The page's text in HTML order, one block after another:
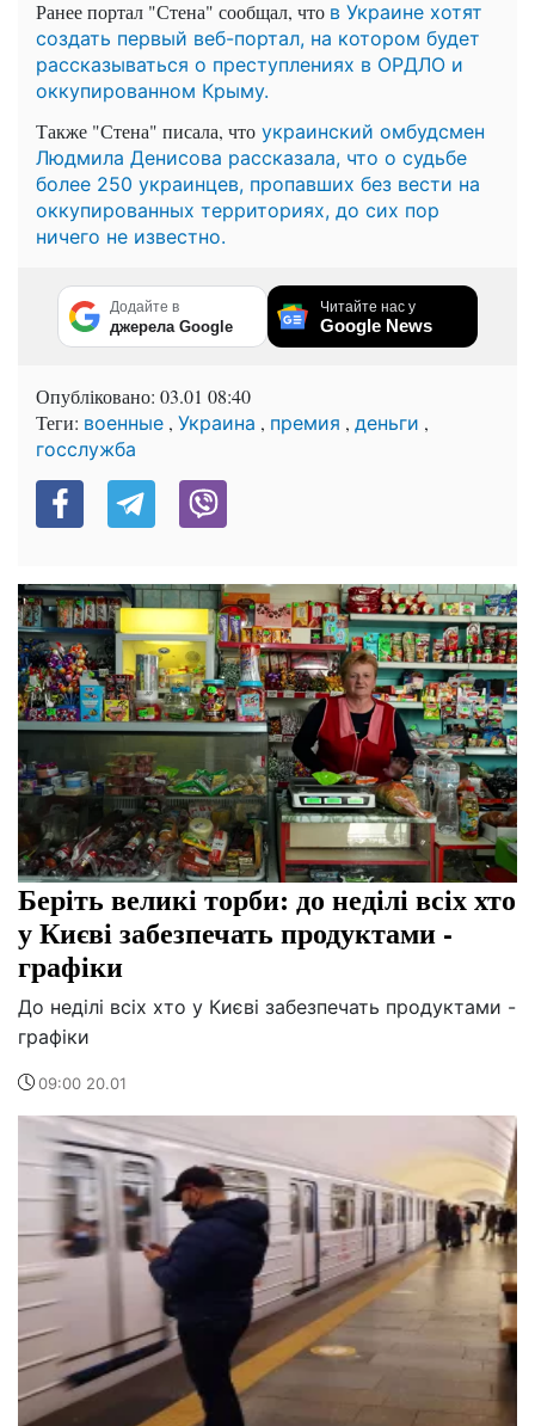
Ранее портал "Стена" сообщал, что в Украине хотят
создать первый веб-портал, на котором будет
рассказываться о преступлениях в ОРДЛО и
оккупированном Крыму.
Также "Стена" писала, что украинский омбудсмен
Людмила Денисова рассказала, что о судьбе
более 250 украинцев, пропавших без вести на
оккупированных территориях, до сих пор
ничего не известно.
Додайте в
джерела Google
Читайте нас у
Google News
Опубліковано: 03.01 08:40
Теги: военные , Украина , премия , деньги ,
госслужба
Беріть великі торби: до неділі всіх хто
у Києві забезпечать продуктами -
графіки
До неділі всіх хто у Києві забезпечать продуктами -
графіки
09:00 20.01